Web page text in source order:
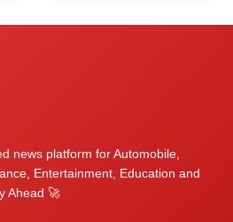
news platform for Automobile,
Entertainment, Education and
Ahead 🚀